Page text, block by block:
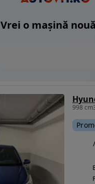
Vrei o mașină